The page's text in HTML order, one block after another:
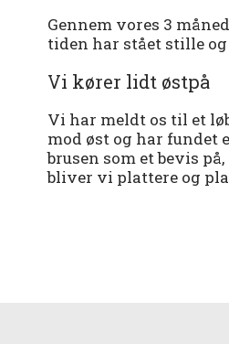
Gennem vores 3
tiden har stået stille
Vi kører lidt østpå
Vi har meldt os til et
mod øst og har fundet
brusen som et bevis
bliver vi plattere og